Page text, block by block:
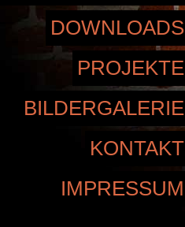
DOWNLOADS
PROJEKTE
BILDERGALERIE
KONTAKT
IMPRESSUM